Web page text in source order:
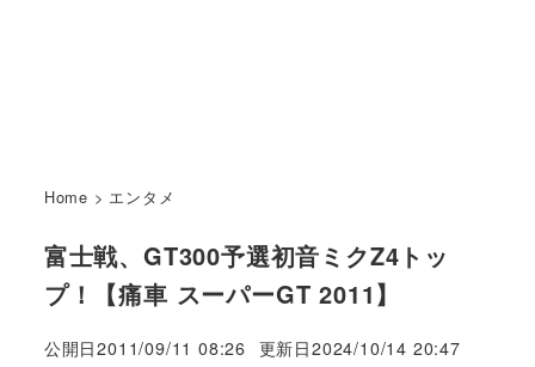
Home > エンタメ
富士戦、GT300予選初音ミクZ4トッ
プ！【痛車 スーパーGT 2011】
公開日2011/09/11 08:26 更新日2024/10/14 20:47